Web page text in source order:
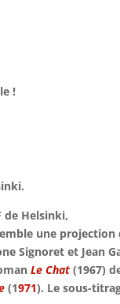
!
de Helsinki,
une projection
Signoret et Jean
Le Chat (1967)
(1971). Le sous-